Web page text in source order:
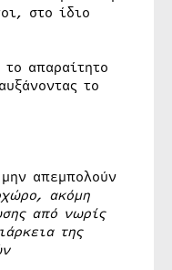
στο ίδιο
απαραίτητο
το
απεμπολούν
ακόμη
από νωρίς
της